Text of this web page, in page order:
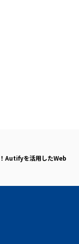
Autifyを活用したWeb